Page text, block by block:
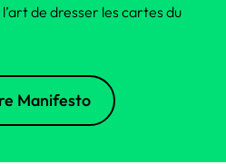
de dresser les cartes du
Manifesto